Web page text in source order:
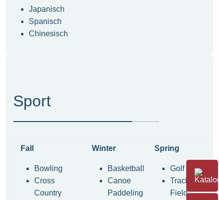
Japanisch
Spanisch
Chinesisch
Sport
Fall
Bowling
Cross
Country
Winter
Basketball
Canoe
Paddeling
Spring
Golf
Track &
Field